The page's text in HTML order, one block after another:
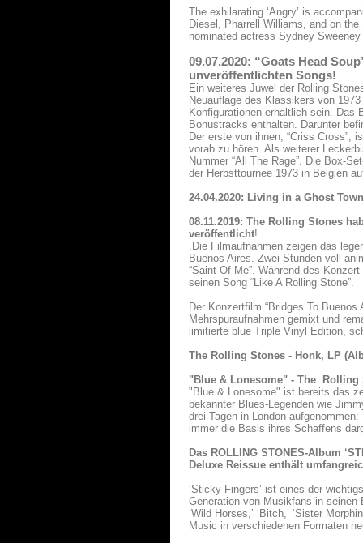
The exhilarating ‘Angry’ is
Diesel, Pharrell Williams, and on
nominated actress Sydney
09.07.2020: “Goats Head
unveröffentlichten Songs!
Ein weiteres Juwel der Rolling
Neuauflage des Klassikers von
Konfigurationen erhältlich sein. Das
Bonustracks enthalten. Darunter
Der erste von ihnen, “Criss Cross”,
vorab zu hören. Als weiterer
Nummer “All The Rage”. Die Box-
der Herbsttournee 1973 in Belgien
24.04.2020: Living in a Ghost
08.11.2019: The Rolling Stones
veröffentlicht!
.Die Filmaufnahmen zeigen das
Buenos Aires. Zwei Stunden voll
“Saint Of Me”. Während des
seinen Song “Like A Rolling Stone”.
Der Konzertfilm “Bridges To
Mehrspuraufnahmen gemixt und
limitierte blue Triple Vinyl Edition,
The Rolling Stones - Honk, LP
"Blue & Lonesome" - The Rolling
"Blue & Lonesome" ist bereits das
bekannter Blues-Legenden wie
drei Tagen in London
immer die Basis ihres Schaffens
Das ROLLING STONES-Album
Deluxe Reissue enthält
‘Sticky Fingers’ ist eines der
Generation von Musikfans in seinen
‘Wild Horses,’ ‘Bitch,’ ‘Sister
Music in verschiedenen Formaten